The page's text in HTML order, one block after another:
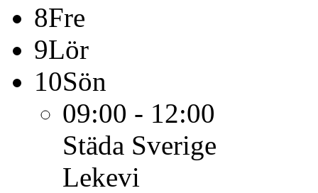
8Fre
9Lör
10Sön
09:00 - 12:00
Städa Sverige
Lekevi